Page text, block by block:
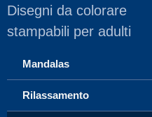
Disegni da colorare
stampabili per adulti
Mandalas
Rilassamento